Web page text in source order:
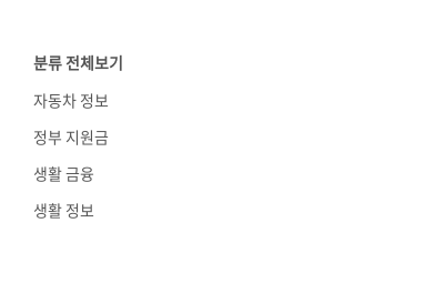
분류 전체보기
자동차 정보
정부 지원금
생활 금융
생활 정보